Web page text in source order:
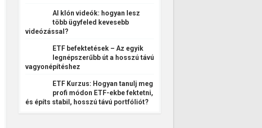
AI klón videók: hogyan lesz
több ügyfeled kevesebb
videózással?
ETF befektetések – Az egyik
legnépszerűbb út a hosszú távú
vagyonépítéshez
ETF Kurzus: Hogyan tanulj meg
profi módon ETF-ekbe fektetni,
és építs stabil, hosszú távú portfóliót?